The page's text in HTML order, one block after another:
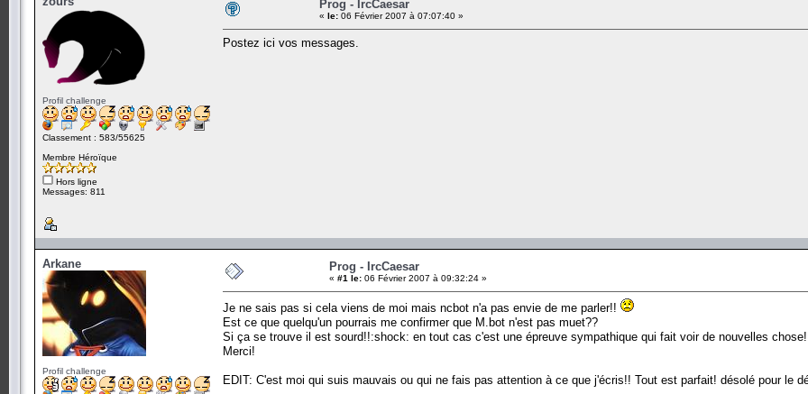
Wargame
Profil challenge
Classement : 583/55625
Membre Héroïque
Hors ligne
Messages: 811
Prog - IrcCaesar
« le: 06 Février 2007 à 07:07:40 »
Postez ici vos messages.
Arkane
Profil challenge
Prog - IrcCaesar
« #1 le: 06 Février 2007 à 09:32:24 »
Je ne sais pas si cela viens de moi mais ncbot n'a pas envie de me parler!!
Est ce que quelqu'un pourrais me confirmer que M.bot n'est pas muet??
Si ça se trouve il est sourd!!:shock: en tout cas c'est une épreuve sympathique qui fait voir de nouvelles
Merci!
EDIT: C'est moi qui suis mauvais ou qui ne fais pas attention à ce que j'écris!! Tout est parfait! désolé pour le